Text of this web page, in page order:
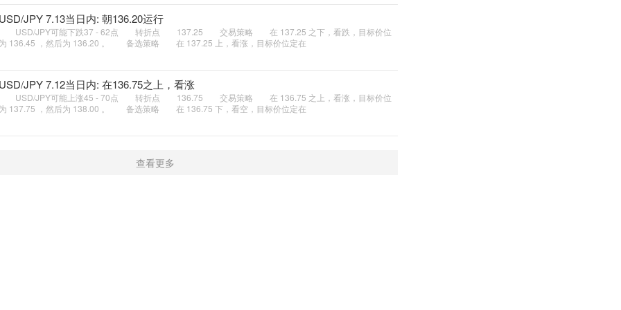
JPY 7.13当日内: 朝136.20运行
JPY可能下跌37 - 62点 转折点 137.25 交易策略 在 137.25 之下，看跌，目标价位
136.45 ，然后为 136.20 。 备选策略 在 137.25 上，看涨，目标价位定在
JPY 7.12当日内: 在136.75之上，看涨
JPY可能上涨45 - 70点 转折点 136.75 交易策略 在 136.75 之上，看涨，目标价位
137.75 ，然后为 138.00 。 备选策略 在 136.75 下，看空，目标价位定在
查看更多